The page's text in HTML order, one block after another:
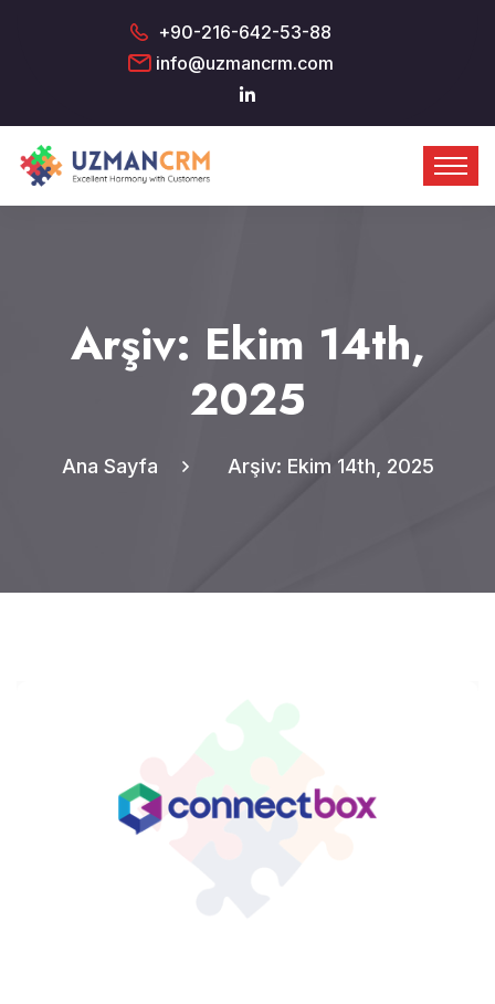
+90-216-642-53-88
info@uzmancrm.com
Arşiv: Ekim 14th,
2025
Ana Sayfa Arşiv: Ekim 14th, 2025